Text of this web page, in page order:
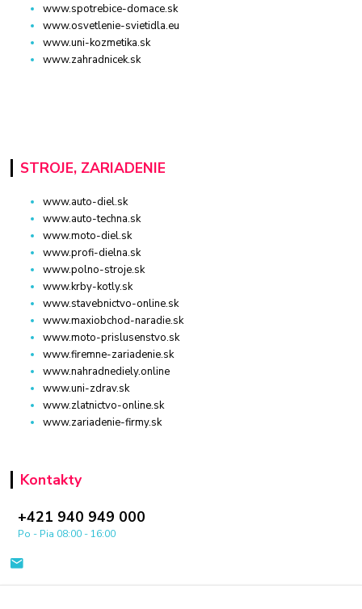
www.spotrebice-domace.sk
www.osvetlenie-svietidla.eu
www.uni-kozmetika.sk
www.zahradnicek.sk
STROJE, ZARIADENIE
www.auto-diel.sk
www.auto-techna.sk
www.moto-diel.sk
www.profi-dielna.sk
www.polno-stroje.sk
www.krby-kotly.sk
www.stavebnictvo-online.sk
www.maxiobchod-naradie.sk
www.moto-prislusenstvo.sk
www.firemne-zariadenie.sk
www.nahradnediely.online
www.uni-zdrav.sk
www.zlatnictvo-online.sk
www.zariadenie-firmy.sk
Kontakty
+421 940 949 000
Po - Pia 08:00 - 16:00